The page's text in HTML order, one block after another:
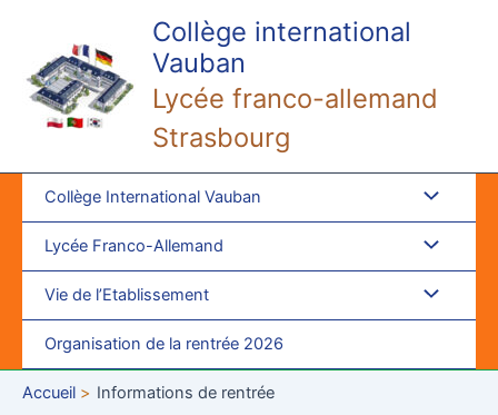
contenu
Collège international
Vauban
Lycée franco-allemand
Strasbourg
Collège International Vauban
Lycée Franco-Allemand
Vie de l’Etablissement
Organisation de la rentrée 2026
Accueil Informations de rentrée